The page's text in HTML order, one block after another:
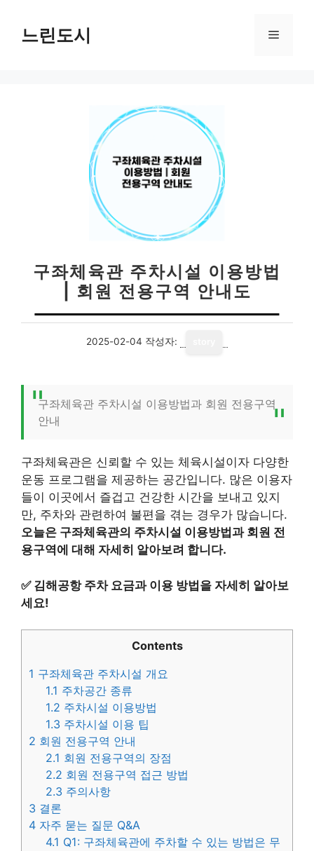
느린도시 메
구좌체육관 주차시설 이용방법
| 회원 전용구역 안내도
2025-02-04 작성자:
구좌체육관 주차시설 이용방법과 회원 전용구역
안내
구좌체육관은 신뢰할 수 있는 체육시설이자 다양한
운동 프로그램을 제공하는 공간입니다. 많은 이용자
들이 이곳에서 즐겁고 건강한 시간을 보내고 있지
만, 주차와 관련하여 불편을 겪는 경우가 많습니다.
오늘은 구좌체육관의 주차시설 이용방법과 회원 전
용구역에 대해 자세히 알아보려 합니다.
✅ 김해공항 주차 요금과 이용 방법을 자세히 알아보
세요!
Contents
1 구좌체육관 주차시설 개요
1.1 주차공간 종류
1.2 주차시설 이용방법
1.3 주차시설 이용 팁
2 회원 전용구역 안내
2.1 회원 전용구역의 장점
2.2 회원 전용구역 접근 방법
2.3 주의사항
3 결론
4 자주 묻는 질문 Q&A
4.1 Q1: 구좌체육관에 주차할 수 있는 방법은 무